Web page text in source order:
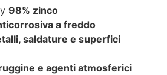
98% zinco
a freddo
saldature e superfici
e agenti atmosferici